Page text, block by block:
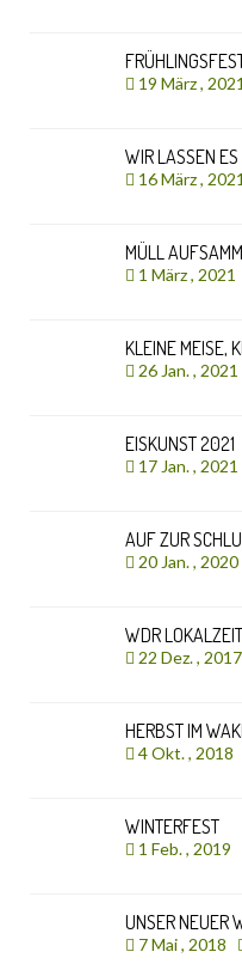
19 März , 2021
WIR LASSEN
16 März , 2021
MÜLL
1 März , 2021
KLEINE MEISE,
26 Jan. , 2021
EISKUNST 2021
17 Jan. , 2021
AUF ZUR
20 Jan. , 2020
WDR
22 Dez. , 2017
HERBST IM WAKI
4 Okt. , 2018
WINTERFEST
1 Feb. , 2019
UNSER NEUER
7 Mai , 2018